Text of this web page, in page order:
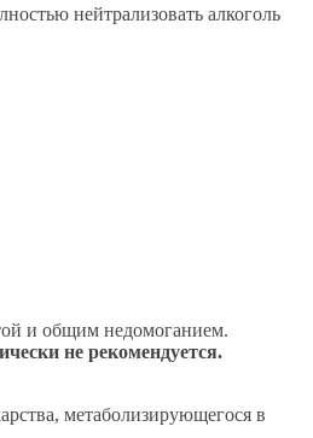
нейтрализовать алкоголь
и общим недомоганием.
не рекомендуется.
метаболизирующегося в